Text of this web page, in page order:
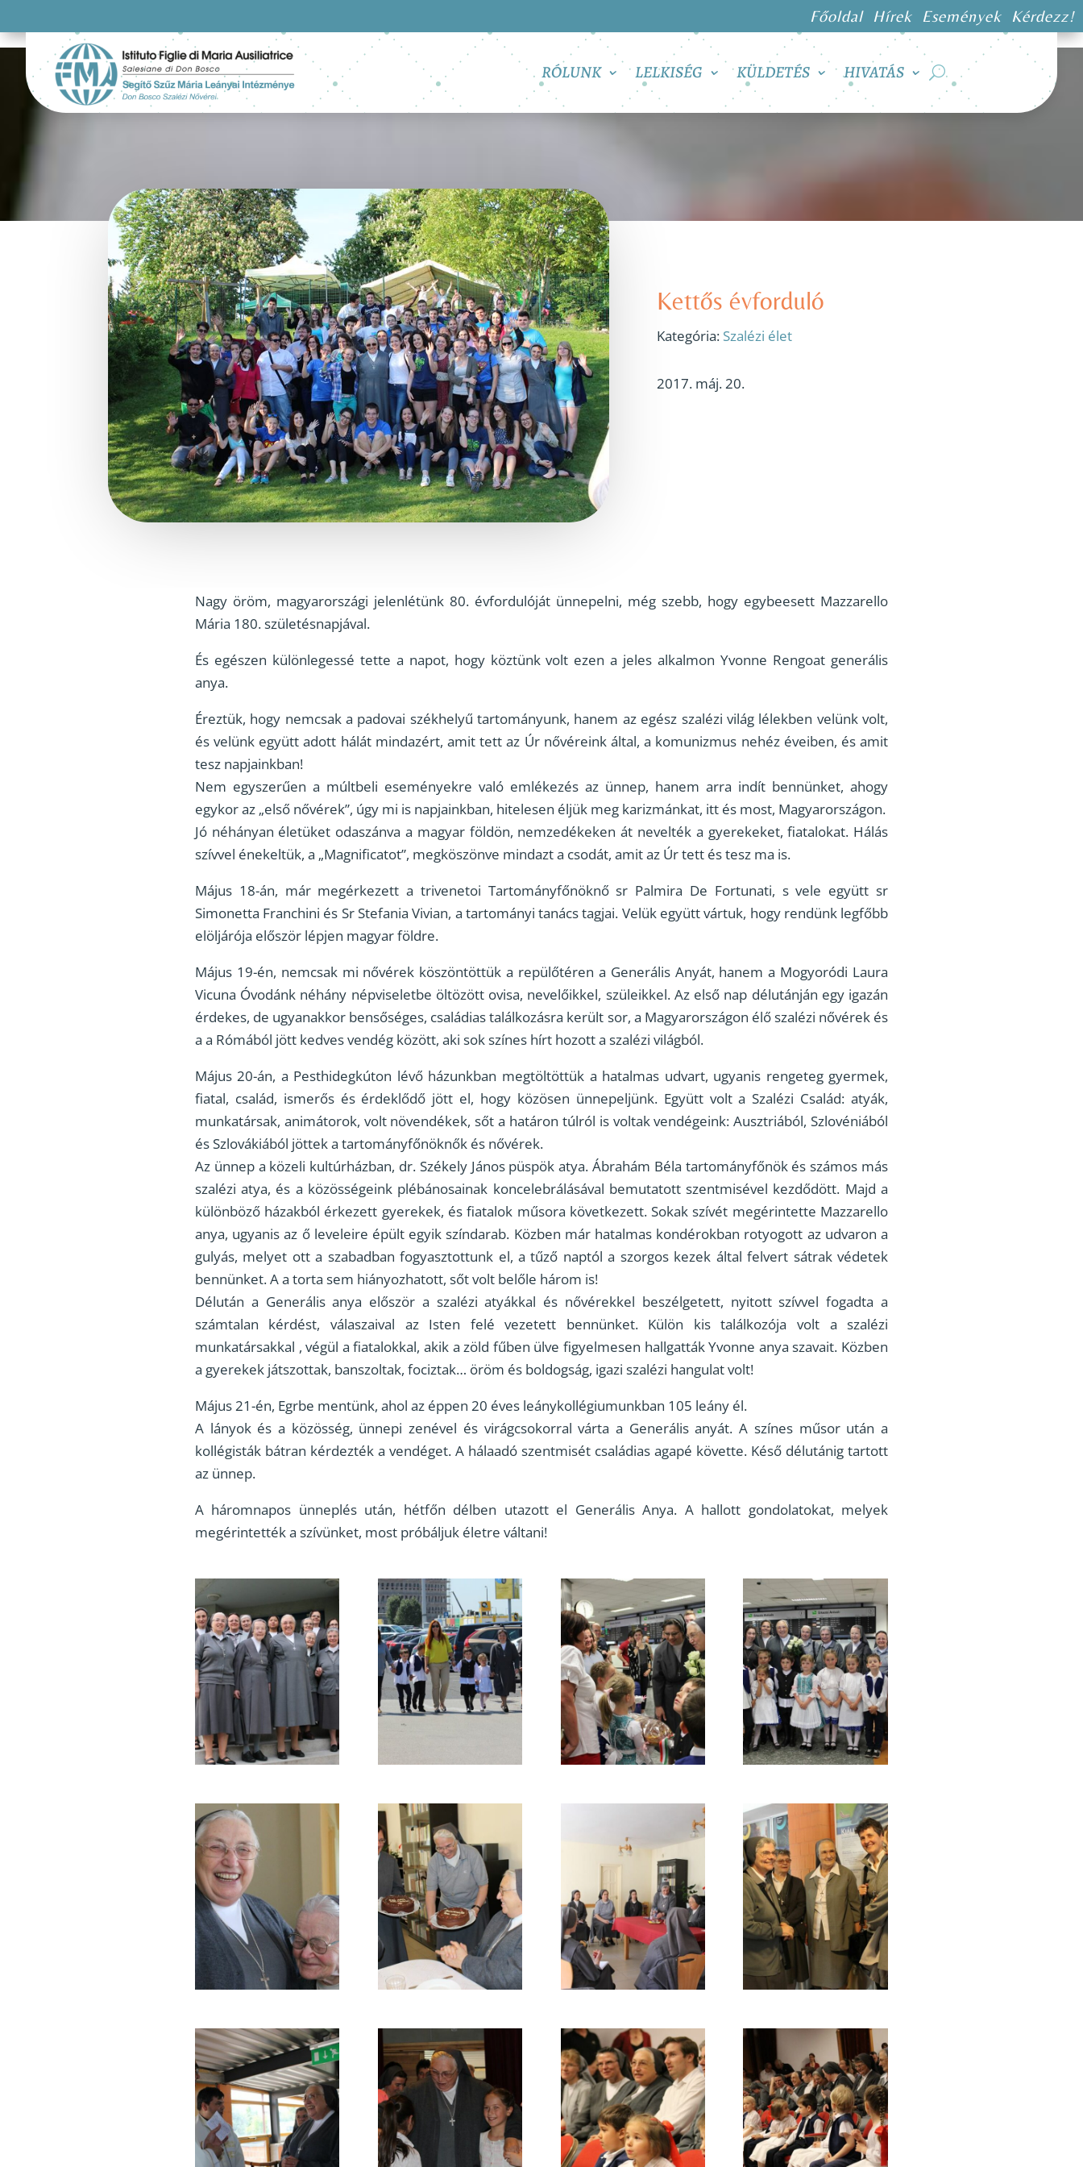
Főoldal Hírek Események Kérdezz!
RÓLUNK LELKISÉG KÜLDETÉS HIVATÁS
Kettős évforduló
Kategória: Szalézi élet
2017. máj. 20.
Nagy öröm, magyarországi jelenlétünk 80. évfordulóját ünnepelni, még szebb, hogy egybeesett Mazzarello
Mária 180. születésnapjával.
És egészen különlegessé tette a napot, hogy köztünk volt ezen a jeles alkalmon Yvonne Rengoat generális
anya.
Éreztük, hogy nemcsak a padovai székhelyű tartományunk, hanem az egész szalézi világ lélekben velünk volt,
és velünk együtt adott hálát mindazért, amit tett az Úr nővéreink által, a komunizmus nehéz éveiben, és amit
tesz napjainkban!
Nem egyszerűen a múltbeli eseményekre való emlékezés az ünnep, hanem arra indít bennünket, ahogy
egykor az „első nővérek”, úgy mi is napjainkban, hitelesen éljük meg karizmánkat, itt és most, Magyarországon.
Jó néhányan életüket odaszánva a magyar földön, nemzedékeken át nevelték a gyerekeket, fiatalokat. Hálás
szívvel énekeltük, a „Magnificatot”, megköszönve mindazt a csodát, amit az Úr tett és tesz ma is.
Május 18-án, már megérkezett a trivenetoi Tartományfőnöknő sr Palmira De Fortunati, s vele együtt sr
Simonetta Franchini és Sr Stefania Vivian, a tartományi tanács tagjai. Velük együtt vártuk, hogy rendünk legfőbb
elöljárója először lépjen magyar földre.
Május 19-én, nemcsak mi nővérek köszöntöttük a repülőtéren a Generális Anyát, hanem a Mogyoródi Laura
Vicuna Óvodánk néhány népviseletbe öltözött ovisa, nevelőikkel, szüleikkel. Az első nap délutánján egy igazán
érdekes, de ugyanakkor bensőséges, családias találkozásra került sor, a Magyarországon élő szalézi nővérek és
a a Rómából jött kedves vendég között, aki sok színes hírt hozott a szalézi világból.
Május 20-án, a Pesthidegkúton lévő házunkban megtöltöttük a hatalmas udvart, ugyanis rengeteg gyermek,
fiatal, család, ismerős és érdeklődő jött el, hogy közösen ünnepeljünk. Együtt volt a Szalézi Család: atyák,
munkatársak, animátorok, volt növendékek, sőt a határon túlról is voltak vendégeink: Ausztriából, Szlovéniából
és Szlovákiából jöttek a tartományfőnöknők és nővérek.
Az ünnep a közeli kultúrházban, dr. Székely János püspök atya. Ábrahám Béla tartományfőnök és számos más
szalézi atya, és a közösségeink plébánosainak koncelebrálásával bemutatott szentmisével kezdődött. Majd a
különböző házakból érkezett gyerekek, és fiatalok műsora következett. Sokak szívét megérintette Mazzarello
anya, ugyanis az ő leveleire épült egyik színdarab. Közben már hatalmas kondérokban rotyogott az udvaron a
gulyás, melyet ott a szabadban fogyasztottunk el, a tűző naptól a szorgos kezek által felvert sátrak védetek
bennünket. A a torta sem hiányozhatott, sőt volt belőle három is!
Délután a Generális anya először a szalézi atyákkal és nővérekkel beszélgetett, nyitott szívvel fogadta a
számtalan kérdést, válaszaival az Isten felé vezetett bennünket. Külön kis találkozója volt a szalézi
munkatársakkal , végül a fiatalokkal, akik a zöld fűben ülve figyelmesen hallgatták Yvonne anya szavait. Közben
a gyerekek játszottak, banszoltak, fociztak… öröm és boldogság, igazi szalézi hangulat volt!
Május 21-én, Egrbe mentünk, ahol az éppen 20 éves leánykollégiumunkban 105 leány él.
A lányok és a közösség, ünnepi zenével és virágcsokorral várta a Generális anyát. A színes műsor után a
kollégisták bátran kérdezték a vendéget. A hálaadó szentmisét családias agapé követte. Késő délutánig tartott
az ünnep.
A háromnapos ünneplés után, hétfőn délben utazott el Generális Anya. A hallott gondolatokat, melyek
megérintették a szívünket, most próbáljuk életre váltani!